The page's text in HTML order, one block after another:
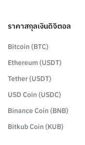
ราคาสกุลเงินดิจิตอล
Bitcoin (BTC)
Ethereum (USDT)
Tether (USDT)
USD Coin (USDC)
Binance Coin (BNB)
Bitkub Coin (KUB)